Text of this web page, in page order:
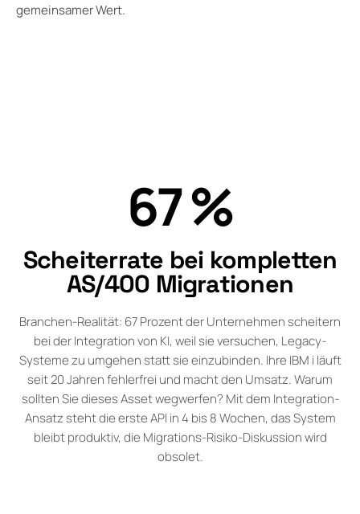
gemeinsamer Wert.
67 %
Scheiterrate bei kompletten
AS/400 Migrationen
Branchen-Realität: 67 Prozent der Unternehmen scheitern
bei der Integration von KI, weil sie versuchen, Legacy-
Systeme zu umgehen statt sie einzubinden. Ihre IBM i läuft
seit 20 Jahren fehlerfrei und macht den Umsatz. Warum
sollten Sie dieses Asset wegwerfen? Mit dem Integration-
Ansatz steht die erste API in 4 bis 8 Wochen, das System
bleibt produktiv, die Migrations-Risiko-Diskussion wird
obsolet.